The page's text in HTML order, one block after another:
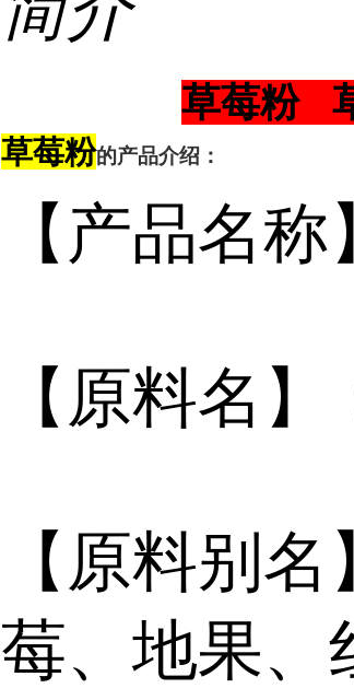
草莓粉
草莓粉的产品介绍：
【产品名称
【原料名
【原料别
莓、地果、